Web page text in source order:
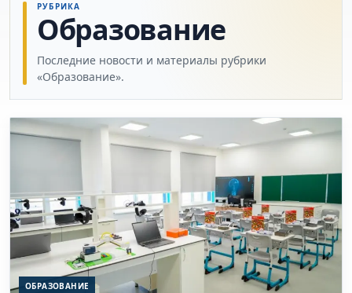
РУБРИКА
Образование
Последние новости и материалы рубрики
«Образование».
ОБРАЗОВАНИЕ